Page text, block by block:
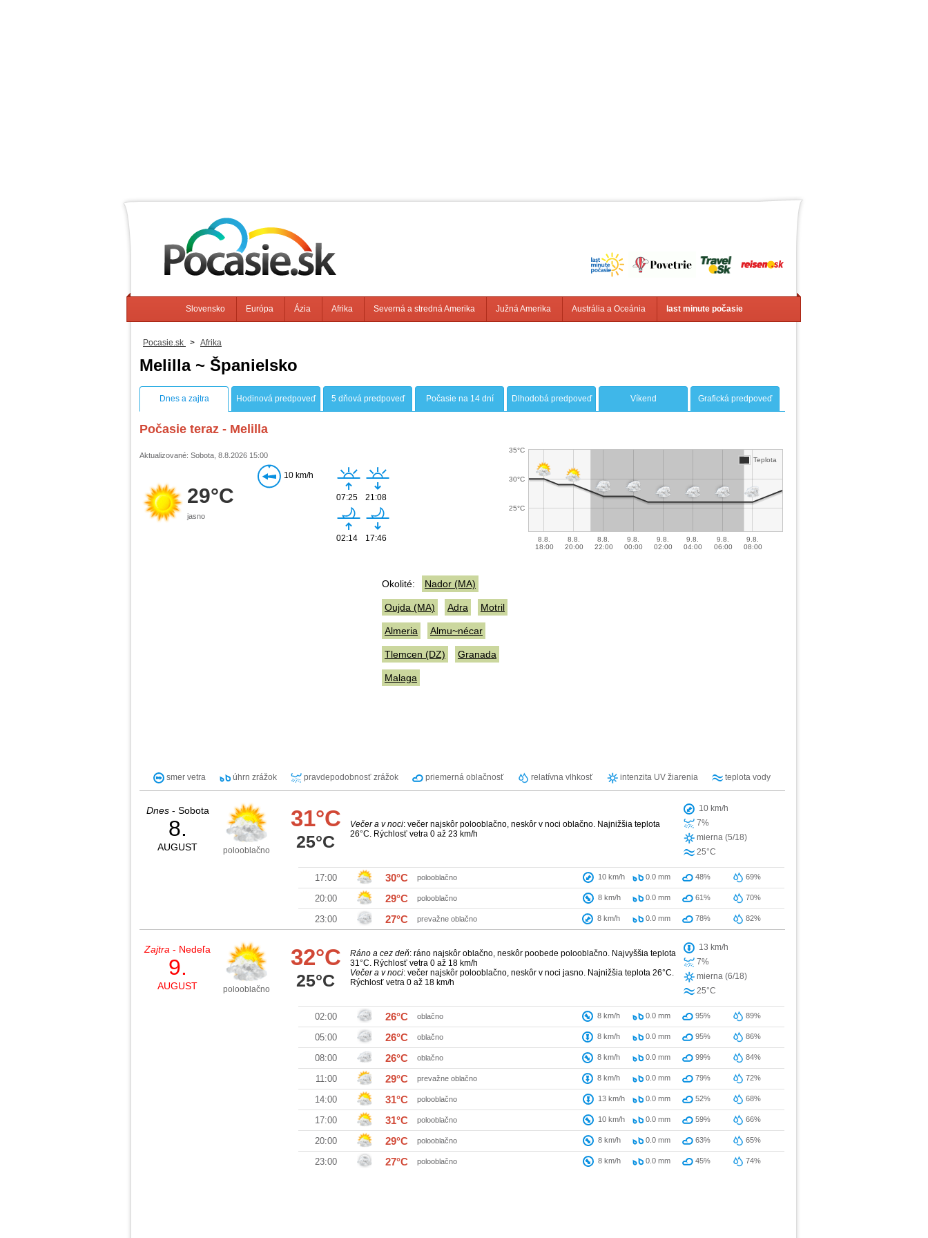
Slovensko Európa Ázia Afrika Severná a stredná Amerika Južná Amerika Austrália a Oceánia last minute počasie
Pocasie.sk > Afrika
Melilla ~ Španielsko
Dnes a zajtra Hodinová predpoveď 5 dňová predpoveď Počasie na 14 dní Dlhodobá predpoveď Víkend Grafická predpoveď
Počasie teraz - Melilla
8.8.
18:00
8.8.
20:00
8.8.
22:00
9.8.
00:00
9.8.
02:00
9.8.
04:00
9.8.
06:00
9.8.
08:00
25°C
30°C
35°C
Teplota
Aktualizované: Sobota, 8.8.2026 15:00
29°C
jasno
10 km/h
07:25 21:08
02:14 17:46
Okolité: Nador (MA)
Oujda (MA) Adra Motril
Almeria Almu~nécar
Tlemcen (DZ) Granada
Malaga
smer vetra úhrn zrážok pravdepodobnosť zrážok priemerná oblačnosť relatívna vlhkosť intenzita UV žiarenia teplota vody
Dnes- Sobota
8.
AUGUST polooblačno
31°C
25°C
Večer a v noci: večer najskôr polooblačno, neskôr v noci oblačno. Najnižšia teplota
26°C. Rýchlosť vetra 0 až 23 km/h
10 km/h
7%
mierna (5/18)
25°C
17:00 30°C polooblačno 10 km/h 0.0 mm 48% 69%
20:00 29°C polooblačno 8 km/h 0.0 mm 61% 70%
23:00 27°C prevažne oblačno 8 km/h 0.0 mm 78% 82%
Zajtra - Nedeľa
9.
AUGUST polooblačno
32°C
25°C
Ráno a cez deň: ráno najskôr oblačno, neskôr poobede polooblačno. Najvyššia teplota
31°C. Rýchlosť vetra 0 až 18 km/h
Večer a v noci: večer najskôr polooblačno, neskôr v noci jasno. Najnižšia teplota 26°C.
Rýchlosť vetra 0 až 18 km/h
13 km/h
7%
mierna (6/18)
25°C
02:00 26°C oblačno 8 km/h 0.0 mm 95% 89%
05:00 26°C oblačno 8 km/h 0.0 mm 95% 86%
08:00 26°C oblačno 8 km/h 0.0 mm 99% 84%
11:00 29°C prevažne oblačno 8 km/h 0.0 mm 79% 72%
14:00 31°C polooblačno 13 km/h 0.0 mm 52% 68%
17:00 31°C polooblačno 10 km/h 0.0 mm 59% 66%
20:00 29°C polooblačno 8 km/h 0.0 mm 63% 65%
23:00 27°C polooblačno 8 km/h 0.0 mm 45% 74%